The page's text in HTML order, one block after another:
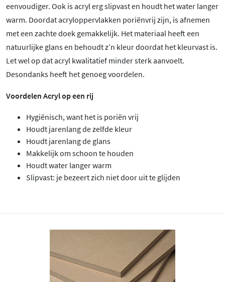
eenvoudiger. Ook is acryl erg slipvast en houdt het water langer
warm. Doordat acryloppervlakken poriënvrij zijn, is afnemen
met een zachte doek gemakkelijk. Het materiaal heeft een
natuurlijke glans en behoudt z’n kleur doordat het kleurvast is.
Let wel op dat acryl kwalitatief minder sterk aanvoelt.
Desondanks heeft het genoeg voordelen.
Voordelen Acryl op een rij
Hygiënisch, want het is poriën vrij
Houdt jarenlang de zelfde kleur
Houdt jarenlang de glans
Makkelijk om schoon te houden
Houdt water langer warm
Slipvast: je bezeert zich niet door uit te glijden